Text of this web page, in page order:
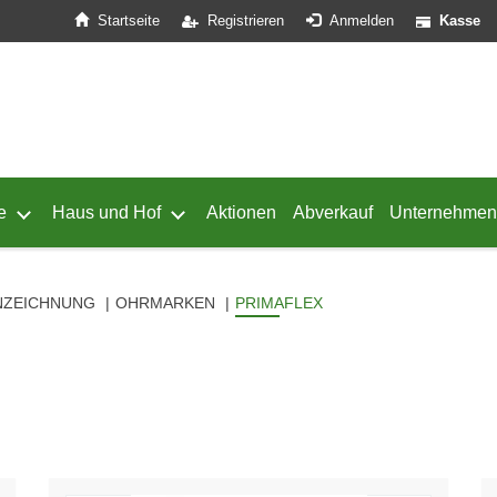
Startseite Registrieren Anmelden Kasse
von Geflügel öffnen
Untermenü von Schafe öffnen
Haus und Hof Untermenü von Haus und Hof öffnen
Aktionen Abverkauf Unternehmen
OHRMARKEN PRIMAFLEX